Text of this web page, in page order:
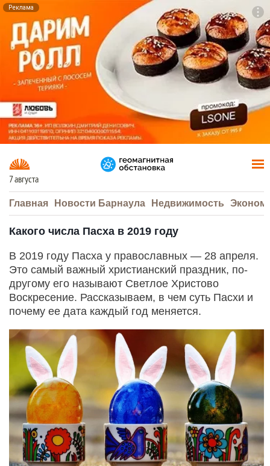
Реклама
7 августа
Главная Новости Барнаула Недвижимость
Какого числа Пасха в 2019 году
В 2019 году Пасха у православных — 28 апреля.
Это самый важный христианский праздник, по-
другому его называют Светлое Христово
Воскресение. Рассказываем, в чем суть Пасхи и
почему ее дата каждый год меняется.